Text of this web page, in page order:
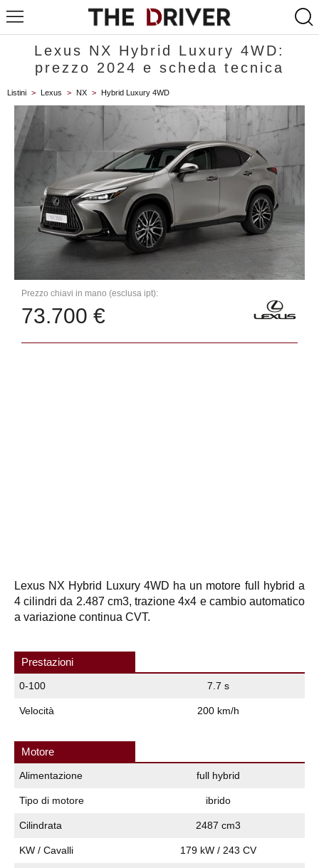
Lexus NX Hybrid Luxury 4WD:
prezzo 2024 e scheda tecnica
Listini > Lexus > NX > Hybrid Luxury 4WD
Prezzo chiavi in mano (esclusa ipt):
73.700 €
Lexus NX Hybrid Luxury 4WD ha un motore full hybrid a
4 cilindri da 2.487 cm3, trazione 4x4 e cambio automatico
a variazione continua CVT.
Prestazioni
0-100 7.7 s
Velocità 200 km/h
Motore
Alimentazione full hybrid
Tipo di motore ibrido
Cilindrata 2487 cm3
KW / Cavalli 179 kW / 243 CV